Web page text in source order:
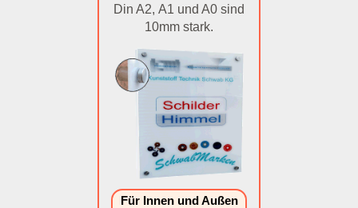
Din A2, A1 und A0 sind
10mm stark.
Für Innen und Außen